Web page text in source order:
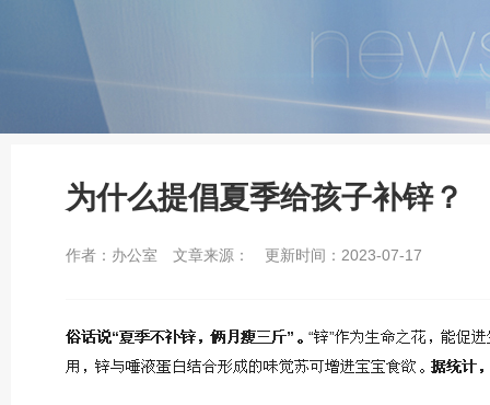
为什么提倡夏季给孩子补锌？
作者：办公室 文章来源： 更新时间：2023-07-17